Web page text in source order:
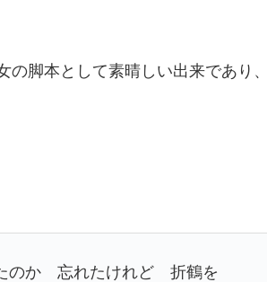
の脚本として素晴しい出来であり、
のか 忘れたけれど 折鶴を